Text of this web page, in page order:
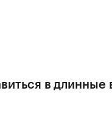
в длинные